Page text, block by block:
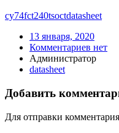
cy74fct240tsoctdatasheet
13 января, 2020
Комментариев нет
Администратор
datasheet
Добавить
Для отправки